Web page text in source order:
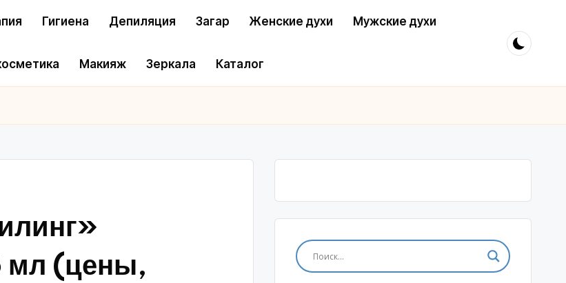
Гигиена Депиляция Загар Женские духи Мужские духи
Макияж Зеркала Каталог
(цены,